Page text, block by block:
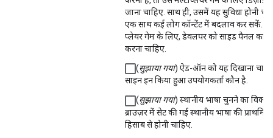
जाना चाहिए. साथ ही, उसमें यह सुविधा होनी
एक साथ कई लोग कॉन्टेंट में बदलाव कर सकें.
प्लेयर गेम के लिए, डेवलपर को साइड पैनल का
करना चाहिए.
(सुझाया गया) ऐड-ऑन को यह दिखाना
साइन इन किया हुआ उपयोगकर्ता कौन है.
(सुझाया गया) स्थानीय भाषा चुनने का
ब्राउज़र में सेट की गई स्थानीय भाषा की
हिसाब से होनी चाहिए.